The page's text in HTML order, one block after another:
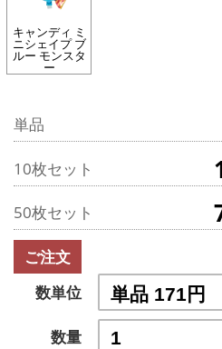
キャンディ ミ
ニシェイプ ブ
ルー モンスタ
ー
単品
10枚セット
50枚セット
ご注文
数単位
数量